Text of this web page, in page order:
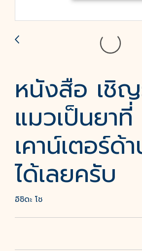
หนังสือ เชิ
แมวเป็นยาที่
เคาน์เตอร์ด้
ได้เลยครับ
อิชิดะ โช